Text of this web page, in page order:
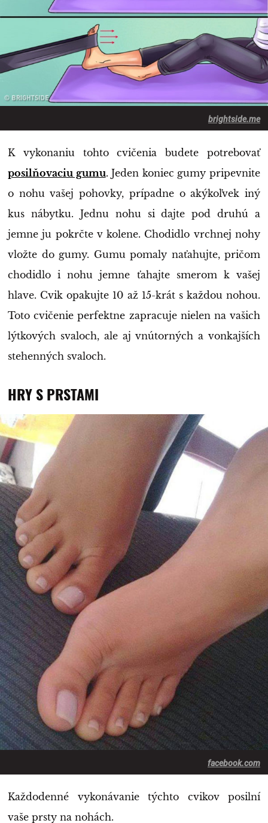
brightside.me
K vykonaniu tohto cvičenia budete potrebovať
posilňovaciu gumu. Jeden koniec gumy pripevnite
o nohu vašej pohovky, prípadne o akýkoľvek iný
kus nábytku. Jednu nohu si dajte pod druhú a
jemne ju pokrčte v kolene. Chodidlo vrchnej nohy
vložte do gumy. Gumu pomaly naťahujte, pričom
chodidlo i nohu jemne ťahajte smerom k vašej
hlave. Cvik opakujte 10 až 15-krát s každou nohou.
Toto cvičenie perfektne zapracuje nielen na vašich
lýtkových svaloch, ale aj vnútorných a vonkajších
stehenných svaloch.
HRY S PRSTAMI
facebook.com
Každodenné vykonávanie týchto cvikov posilní
vaše prsty na nohách.